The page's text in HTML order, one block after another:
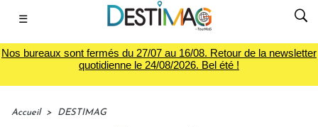
☰
Nos bureaux sont fermés du 27/07 au 16/08. Retour de la newsletter
quotidienne le 24/08/2026. Bel été !
Accueil > DESTIMAG